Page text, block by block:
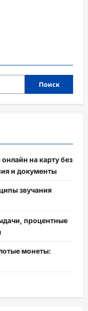
Поиск
на карту без
и документы
звучания
процентные
монеты: